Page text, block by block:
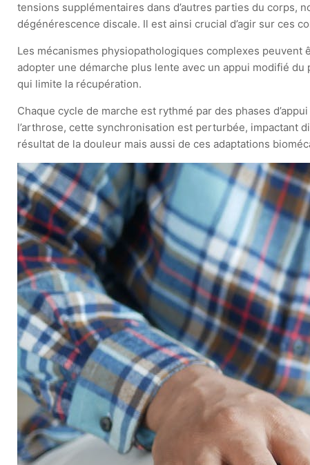
tensions supplémentaires dans d’autres parties du corps,
dégénérescence discale. Il est ainsi crucial d’agir sur ces
Les mécanismes physiopathologiques complexes peuvent
adopter une démarche plus lente avec un appui modifié
qui limite la récupération.
Chaque cycle de marche est rythmé par des phases
l’arthrose, cette synchronisation est perturbée, impactant
résultat de la douleur mais aussi de ces adaptations